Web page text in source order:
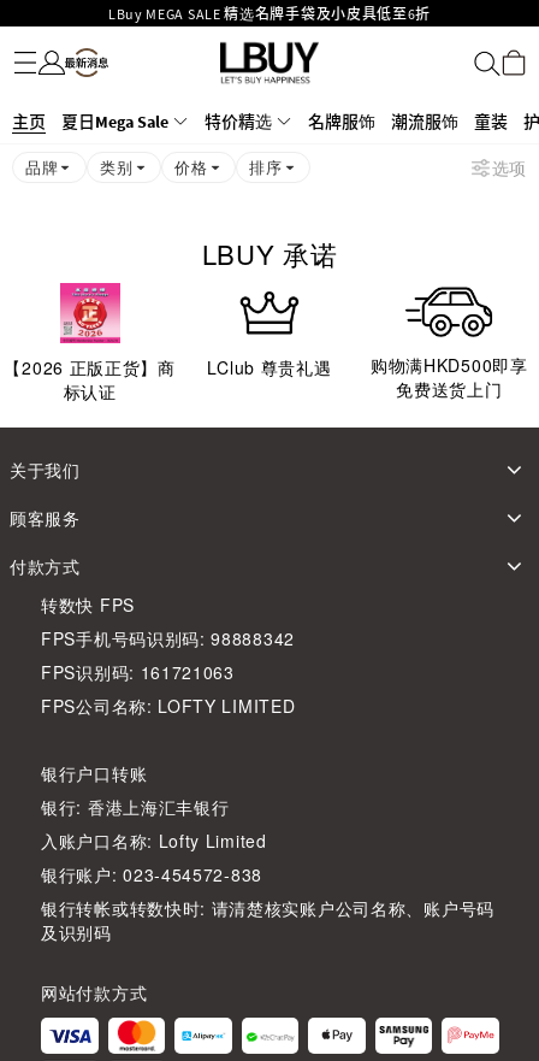
LBuy MEGA SALE 精选名牌手袋及小皮具低至6折
Goyard Hobo / Hobo Mini人气限量特别版限时原价低至75折!
LBuy呈献 - Hermès 及 Chanel 手袋及首饰低至6折，立即入手!
426号铺！
MOKO 1楼175号铺旗舰店特设名牌Hermès、CHANEL及LV专区！
购物满HKD500即享免运费！
名牌服饰
潮流服饰
童装
护肤美妆
香水香薰
个人护理
母婴护理
游戏及精品玩具
文仪用品
家居生活
电子产品
美食
医药保健
运动与户外用品
主页 夏日Mega Sale 特价精选 名牌服饰 潮流服饰 童装
品牌 类别 价格 排序 选项
LBUY 承诺
【2026 正版正货】商
标认证
LClub 尊贵礼遇
购物满HKD500即享
免费送货上门
关于我们
顾客服务
付款方式
转数快 FPS
FPS手机号码识别码: 98888342
FPS识别码: 161721063
FPS公司名称: LOFTY LIMITED
银行户口转账
银行: 香港上海汇丰银行
入账户口名称: Lofty Limited
银行账户: 023-454572-838
银行转帐或转数快时: 请清楚核实账户公司名称、账户号码
及识别码
网站付款方式